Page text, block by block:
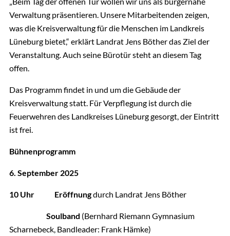
Verwaltung präsentieren. Unsere Mitarbeitenden zeigen,
was die Kreisverwaltung für die Menschen im Landkreis
Lüneburg bietet,“ erklärt Landrat Jens Böther das Ziel der
Veranstaltung. Auch seine Bürotür steht an diesem Tag
offen.
Das Programm findet in und um die Gebäude der
Kreisverwaltung statt. Für Verpflegung ist durch die
Feuerwehren des Landkreises Lüneburg gesorgt, der Eintritt
ist frei.
Bühnenprogramm
6. September 2025
10 Uhr Eröffnungdurch Landrat Jens Böther
Soulband (Bernhard Riemann Gymnasium
Scharnebeck, Bandleader: Frank Hämke)